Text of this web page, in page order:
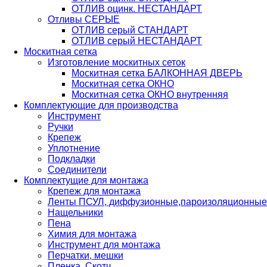
ОТЛИВ оцинк. НЕСТАНДАРТ
Отливы СЕРЫЕ
ОТЛИВ серый СТАНДАРТ
ОТЛИВ серый НЕСТАНДАРТ
Москитная сетка
Изготовление москитных сеток
Москитная сетка БАЛКОННАЯ ДВЕРЬ
Москитная сетка ОКНО
Москитная сетка ОКНО внутренняя
Комплектующие для производства
Инструмент
Ручки
Крепеж
Уплотнение
Подкладки
Соединители
Комплектущие для монтажа
Крепеж для монтажа
Ленты ПСУЛ, диффузионные,пароизоляционные
Нащельники
Пена
Химия для монтажа
Инструмент для монтажа
Перчатки, мешки